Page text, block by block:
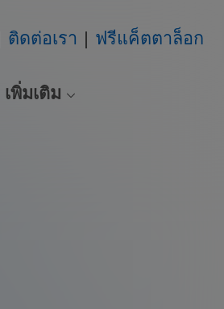
ติดต่อเรา ฟรีแค็ตตาล็อก
เพิ่มเติม